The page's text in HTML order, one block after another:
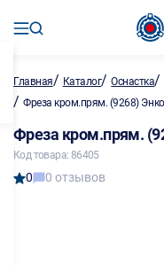
Главная/ Каталог/Оснастка/
/ Фреза кром.прям. (9268)
Фреза кром.прям.
Код товара: 86405
0 0 отзывов